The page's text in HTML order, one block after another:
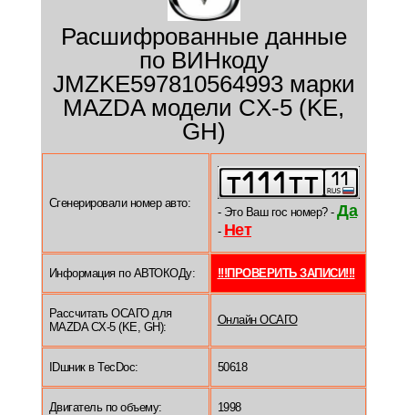
Расшифрованные данные
по ВИНкоду
JMZKE597810564993 марки
MAZDA модели CX-5 (KE,
GH)
Сгенерировали номер авто:
- Это Ваш гос номер? - Да
- Нет
Информация по АВТОКОДу: !!!ПРОВЕРИТЬ ЗАПИСИ!!!
Рассчитать ОСАГО для
MAZDA CX-5 (KE, GH):
Онлайн ОСАГО
IDшник в TecDoc: 50618
Двигатель по объему: 1998